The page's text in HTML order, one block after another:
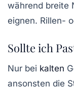
während breite
eignen. Rillen-
Sollte ich
Nur bei kalten
ansonsten die